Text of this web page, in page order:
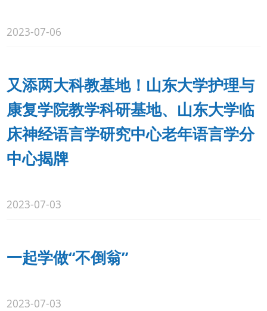
2023-07-06
又添两大科教基地！山东大学护理与
康复学院教学科研基地、山东大学临
床神经语言学研究中心老年语言学分
中心揭牌
2023-07-03
一起学做“不倒翁”
2023-07-03